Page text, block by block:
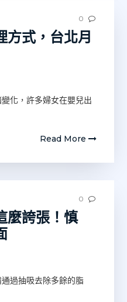
0
方式，台北月
化，許多婦女在嬰兒出
Read More
0
麼誇張！慎
過抽吸去除多餘的脂